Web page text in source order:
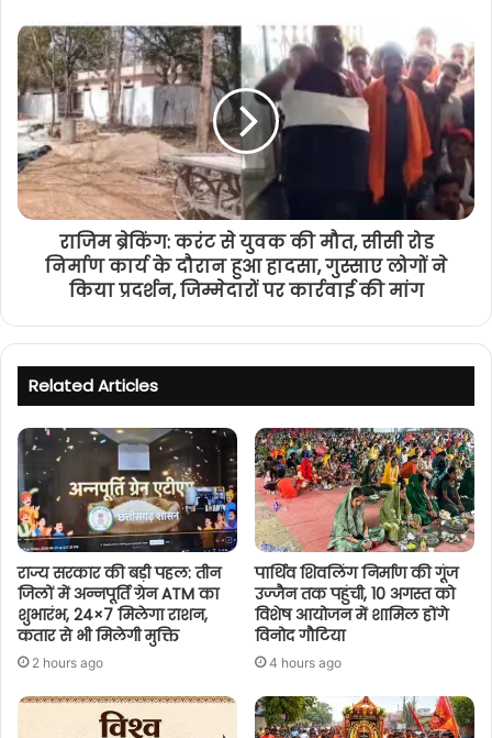
राजिम ब्रेकिंग: करंट से युवक की मौत, सीसी रोड
निर्माण कार्य के दौरान हुआ हादसा, गुस्साए लोगों ने
किया प्रदर्शन, जिम्मेदारों पर कार्रवाई की मांग
Related Articles
राज्य सरकार की बड़ी पहल: तीन
जिलों में अन्नपूर्ति ग्रेन ATM का
शुभारंभ, 24×7 मिलेगा राशन,
कतार से भी मिलेगी मुक्ति
2 hours ago
पार्थिव शिवलिंग निर्माण की गूंज
उज्जैन तक पहुंची, 10 अगस्त को
विशेष आयोजन में शामिल होंगे
विनोद गौटिया
4 hours ago